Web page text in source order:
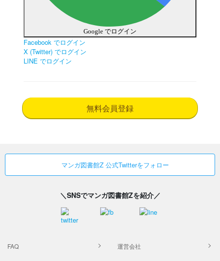
Google でログイン
Facebook でログイン
X (Twitter) でログイン
LINE でログイン
無料会員登録
マンガ図書館Z 公式Twitterをフォロー
＼SNSでマンガ図書館Zを紹介／
FAQ 運営会社